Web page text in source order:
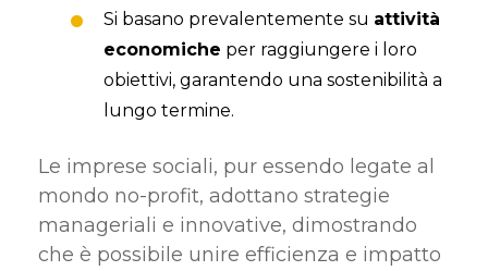
Si basano prevalentemente su attività
economiche per raggiungere i loro
obiettivi, garantendo una sostenibilità a
lungo termine.
Le imprese sociali, pur essendo legate al
mondo no-profit, adottano strategie
manageriali e innovative, dimostrando
che è possibile unire efficienza e impatto